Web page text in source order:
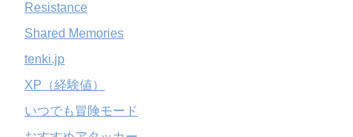
Resistance
Shared Memories
tenki.jp
XP（経験値）
いつでも冒険モード